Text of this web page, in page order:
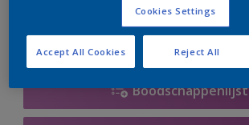
Boodschappenlijst
Cookies Settings
Reject All
Accept All Cookies